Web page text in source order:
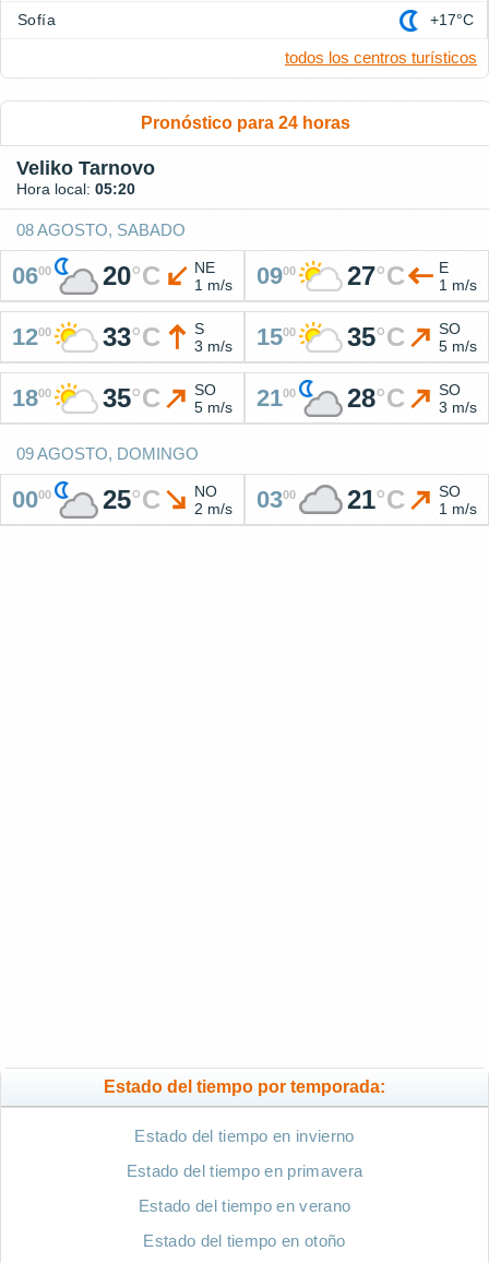
Sofía +17°C
todos los centros turísticos
Pronóstico para 24 horas
Veliko Tarnovo
Hora local: 05:20
08 AGOSTO, SABADO
0600 20°C
NE
1 m/s
0900 27°C
E
1 m/s
1200 33°C
S
3 m/s
1500 35°C
SO
5 m/s
1800 35°C
SO
5 m/s
2100 28°C
SO
3 m/s
09 AGOSTO, DOMINGO
0000 25°C
NO
2 m/s
0300 21°C
SO
1 m/s
Estado del tiempo por temporada:
Estado del tiempo en invierno
Estado del tiempo en primavera
Estado del tiempo en verano
Estado del tiempo en otoño